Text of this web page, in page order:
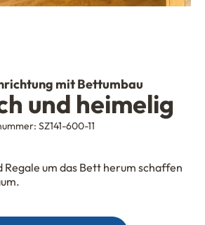
mit Bettumbau
und heimelig
SZ141-600-11
Regale um das Bett herum schaffen